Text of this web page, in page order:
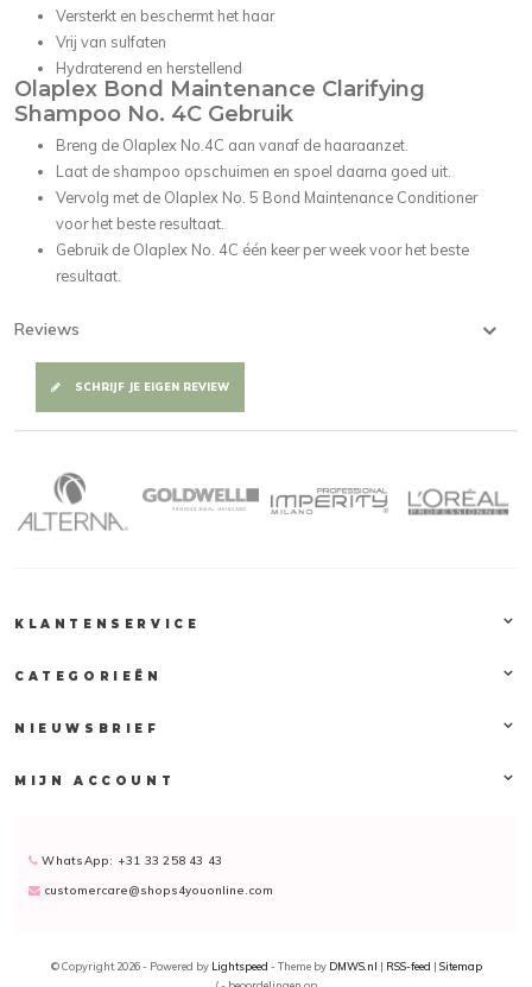
Versterkt en beschermt het haar
Vrij van sulfaten
Hydraterend en herstellend
Olaplex Bond Maintenance Clarifying
Shampoo No. 4C Gebruik
Breng de Olaplex No.4C aan vanaf de haaraanzet.
Laat de shampoo opschuimen en spoel daarna goed uit.
Vervolg met de Olaplex No. 5 Bond Maintenance Conditioner
voor het beste resultaat.
Gebruik de Olaplex No. 4C één keer per week voor het beste
resultaat.
Reviews
SCHRIJF JE EIGEN REVIEW
KLANTENSERVICE
CATEGORIEËN
NIEUWSBRIEF
MIJN ACCOUNT
WhatsApp: +31 33 258 43 43
customercare@shops4youonline.com
© Copyright 2026 - Powered by Lightspeed - Theme by DMWS.nl RSS-feed
Sitemap